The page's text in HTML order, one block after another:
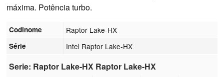
máxima. Potência turbo.
Codinome Raptor Lake-HX
Série Intel Raptor Lake-HX
Serie: Raptor Lake-HX Raptor Lake-HX